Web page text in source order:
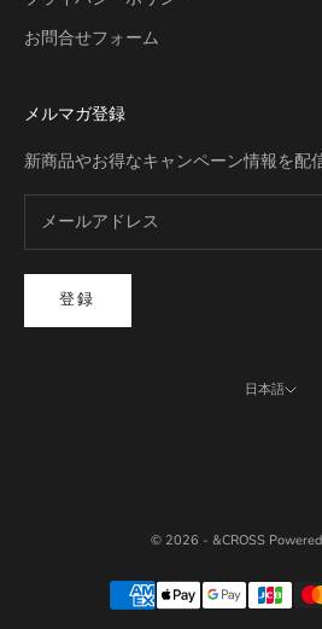
お問合せフォーム
メルマガ登録
新商品やお得なキャンペーン情報を配
登録
日本語
© 2026 - &CROSS